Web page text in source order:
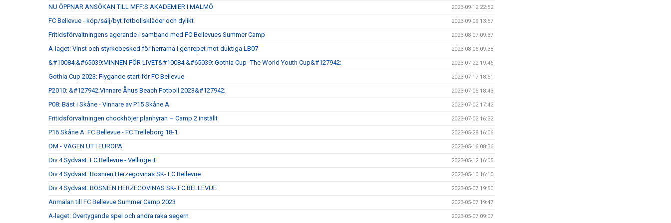
NU ÖPPNAR ANSÖKAN TILL MFF:S AKADEMIER I MALMÖ 2023-09-12 22:52
FC Bellevue - köp/sälj/byt fotbollskläder och dylikt 2023-09-09 13:57
Fritidsförvaltningens agerande i samband med FC Bellevues Summer Camp 2023-08-07 09:37
A-laget: Vinst och styrkebesked för herrarna i genrepet mot duktiga LB07 2023-08-06 09:38
&#10084;&#65039;MINNEN FÖR LIVET&#10084;&#65039; Gothia Cup -The World Youth Cup&#127942; 2023-07-22 19:46
Gothia Cup 2023: Flygande start för FC Bellevue 2023-07-17 18:51
P2010: &#127942;Vinnare Åhus Beach Fotboll 2023&#127942; 2023-07-05 18:43
P08: Bäst i Skåne - Vinnare av P15 Skåne A 2023-07-02 17:42
Fritidsförvaltningen chockhöjer planhyran – Camp 2 inställt 2023-07-02 16:32
P16 Skåne A: FC Bellevue - FC Trelleborg 18-1 2023-05-28 16:06
DM - VÄGEN UT I EUROPA 2023-05-16 08:36
Div 4 Sydväst: FC Bellevue - Vellinge IF 2023-05-12 16:05
Div 4 Sydväst: Bosnien Herzegovinas SK- FC Bellevue 2023-05-10 16:10
Div 4 Sydväst: BOSNIEN HERZEGOVINAS SK- FC BELLEVUE 2023-05-07 19:50
Anmälan till FC Bellevue Summer Camp 2023 2023-05-07 19:47
A-laget: Övertygande spel och andra raka segern 2023-05-07 09:07